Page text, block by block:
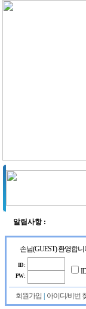
알림사항 :
록
된
시
물
이
없
록
된
시
물
이
없
손님(GUEST) 환영합니
ID :
PW :
회원가입 아이디/비번